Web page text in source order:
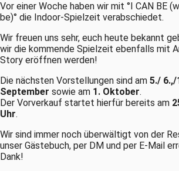
Vor einer Woche haben wir mit °I CAN BE
be)° die Indoor-Spielzeit verabschiedet.
Wir freuen uns sehr, euch heute bekannt
wir die kommende Spielzeit ebenfalls mit
Story eröffnen werden!
Die nächsten Vorstellungen sind am 5./ 6.,/
September sowie am 1. Oktober.
Der Vorverkauf startet hierfür bereits am
Uhr.
Wir sind immer noch überwältigt von der
unser Gästebuch, per DM und per E-Mail
Dank!